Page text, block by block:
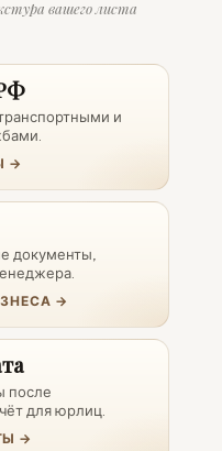
вашего листа
и
→
документы,
→
после
для юрлиц.
→